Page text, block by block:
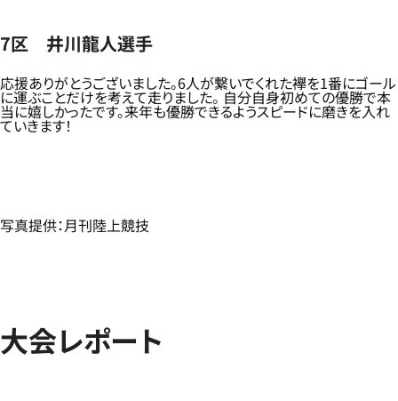
7区 井川龍人選手
応援ありがとうございました。6人が繋いでくれた襷を1番にゴール
に運ぶことだけを考えて走りました。 自分自身初めての優勝で本
当に嬉しかったです。来年も優勝できるようスピードに磨きを入れ
ていきます！
写真提供：月刊陸上競技
大会レポート